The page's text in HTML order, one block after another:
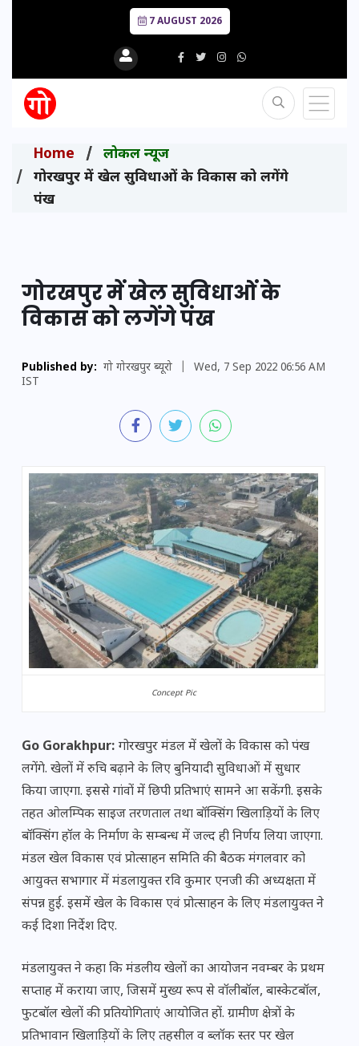
7 AUGUST 2026
Home
लोकल न्यूज
गोरखपुर में खेल सुविधाओं के विकास को लगेंगे
पंख
गोरखपुर में खेल सुविधाओं के
विकास को लगेंगे पंख
Published by: गो गोरखपुर ब्यूरो
Wed, 7 Sep 2022 06:56 AM
IST
Concept Pic
Go Gorakhpur: गोरखपुर मंडल में खेलों के विकास को पंख
लगेंगे. खेलों में रुचि बढ़ाने के लिए बुनियादी सुविधाओं में सुधार
किया जाएगा. इससे गांवों में छिपी प्रतिभाएं सामने आ सकेंगी. इसके
तहत ओलम्पिक साइज तरणताल तथा बॉक्सिंग खिलाड़ियों के लिए
बॉक्सिंग हॉल के निर्माण के सम्बन्ध में जल्द ही निर्णय लिया जाएगा.
मंडल खेल विकास एवं प्रोत्साहन समिति की बैठक मंगलवार को
आयुक्त सभागार में मंडलायुक्त रवि कुमार एनजी की अध्यक्षता में
संपन्न हुई. इसमें खेल के विकास एवं प्रोत्साहन के लिए मंडलायुक्त ने
कई दिशा निर्देश दिए.
मंडलायुक्त ने कहा कि मंडलीय खेलों का आयोजन नवम्बर के प्रथम
सप्ताह में कराया जाए, जिसमें मुख्य रूप से वॉलीबॉल, बास्केटबॉल,
फुटबॉल खेलों की प्रतियोगिताएं आयोजित हों. ग्रामीण क्षेत्रों के
प्रतिभावान खिलाड़ियों के लिए तहसील व ब्लॉक स्तर पर खेल